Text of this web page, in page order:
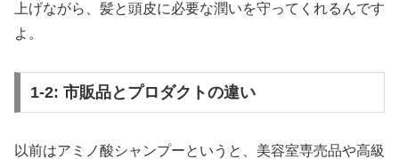
上げながら、髪と頭皮に必要な潤いを守ってくれるんです
よ。
1-2: 市販品とプロダクトの違い
以前はアミノ酸シャンプーというと、美容室専売品や高級